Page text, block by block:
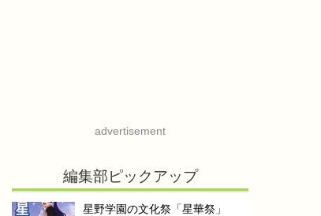
advertisement
編集部ピックアップ
星野学園の文化祭「星華祭」